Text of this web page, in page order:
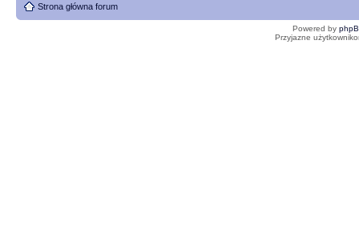
Strona główna forum
Powered by
Przyjazne